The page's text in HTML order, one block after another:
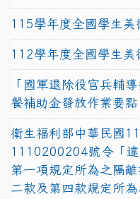
115學年度全國學生美
112學年度全國學生美
「國軍退除役官兵輔
餐補助金發放作業要
衛生福利部中華民國
1110200204號令「
第一項規定所為之隔
二款及第四款規定所